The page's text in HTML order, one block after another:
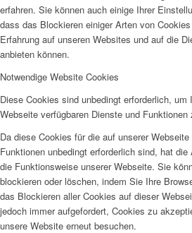
erfahren. Sie können auch einige Ihrer
dass das Blockieren einiger Arten von
Erfahrung auf unseren Websites und auf die
anbieten können.
Notwendige Website Cookies
Diese Cookies sind unbedingt erforderlich, um
Webseite verfügbaren Dienste und
Da diese Cookies für die auf unserer
Funktionen unbedingt erforderlich sind, hat
die Funktionsweise unserer Webseite. Sie
blockieren oder löschen, indem Sie Ihre
das Blockieren aller Cookies auf dieser
jedoch immer aufgefordert, Cookies zu
unsere Website erneut besuchen.